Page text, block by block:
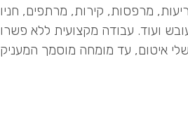
מרפסות, קירות, מרתפים,
ועוד. עבודה מקצועית ללא
איטום, עד מומחה מוסמך המעניק